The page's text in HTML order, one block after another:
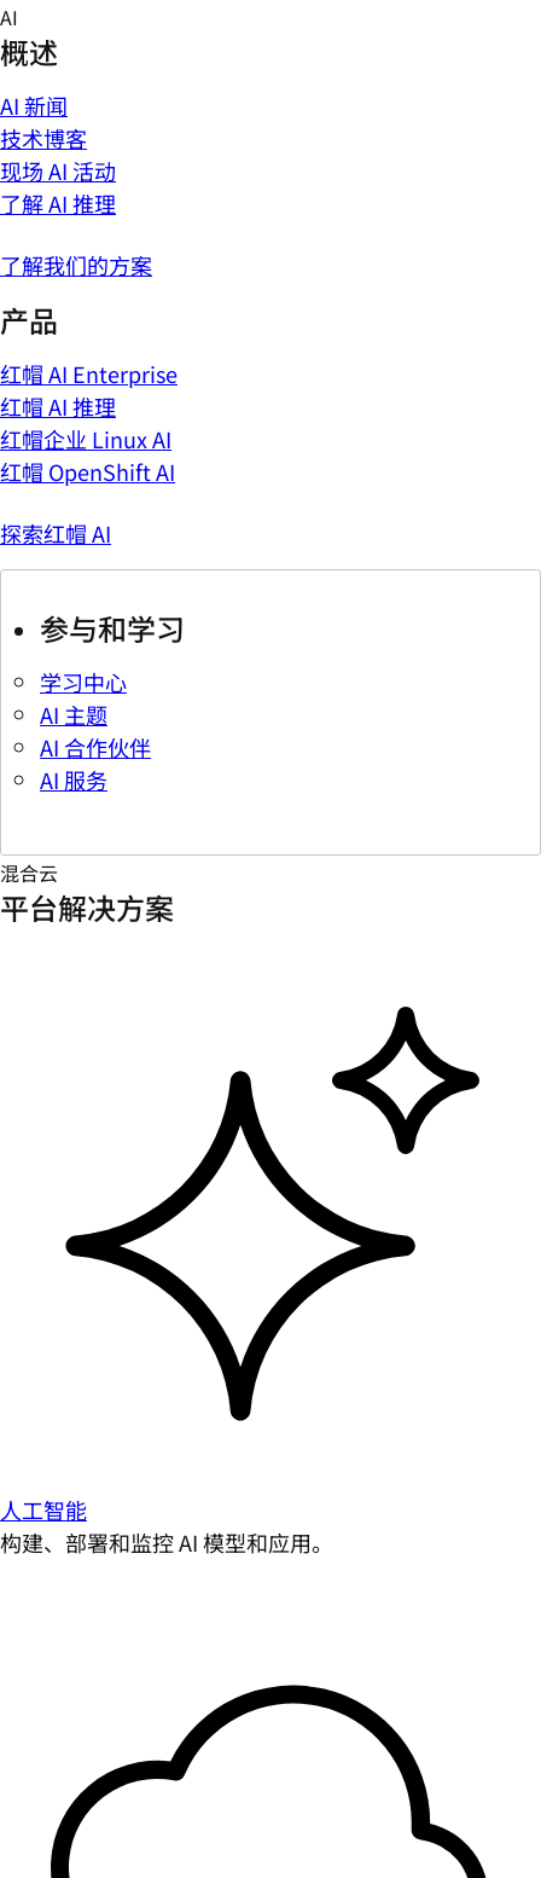
Skip
to
content
AI
概述
AI 新闻
技术博客
现场 AI 活动
了解 AI 推理
了解我们的方案
产品
红帽 AI Enterprise
红帽 AI 推理
红帽企业 Linux AI
红帽 OpenShift AI
探索红帽 AI
参与和学习
学习中心
AI 主题
AI 合作伙伴
AI 服务
混合云
平台解决方案
人工智能
构建、部署和监控 AI 模型和应用。